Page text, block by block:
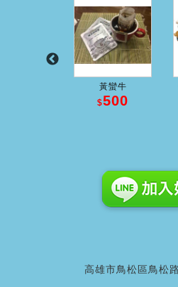
黃蠻牛
$500
高雄市鳥松區鳥松